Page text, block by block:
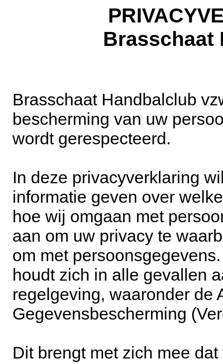
Brasschaat
Brasschaat Handbalclub
bescherming van uw
wordt gerespecteerd.
In deze privacyverklaring
informatie geven over
hoe wij omgaan met
aan om uw privacy te
om met
houdt zich in alle gevallen
regelgeving, waaronder de
Gegevensbescherming
Dit brengt met zich mee